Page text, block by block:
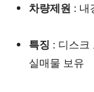
차량제원 : 내
특징 : 디스크
실매물 보유